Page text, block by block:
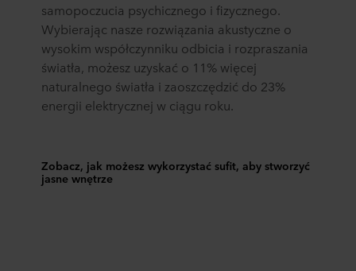
samopoczucia psychicznego i fizycznego.
Wybierając nasze rozwiązania akustyczne o
wysokim współczynniku odbicia i rozpraszania
światła, możesz uzyskać o 11% więcej
naturalnego światła i zaoszczędzić do 23%
energii elektrycznej w ciągu roku.
Zobacz, jak możesz wykorzystać sufit, aby stworzyć
jasne wnętrze